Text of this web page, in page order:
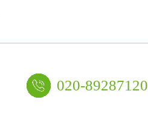
020-89287120